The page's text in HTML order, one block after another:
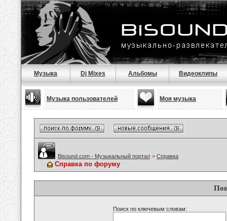
Музыка Dj Mixes Альбомы Видеоклипы
Музыка пользователей Моя музыка
Bisound.com - Музыкальный портал > Справка
Справка по форуму
Поиск по ключевым словам: